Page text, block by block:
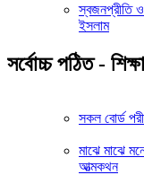
স্বজনপ্রীতি ও
ইসলাম
সর্বোচ্চ পঠিত - শিক্ষা
সকল বোর্ড
মাঝে মাঝে
আত্মকথন